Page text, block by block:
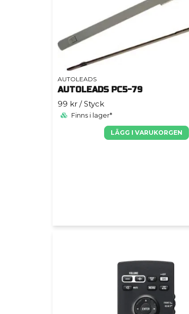
AUTOLEADS
AUTOLEADS PC5-79
99 kr / Styck
Finns i lager*
LÄGG I VARUKORGEN